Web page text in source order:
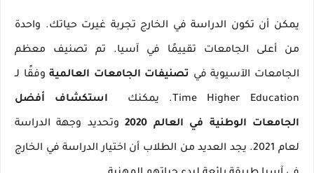
يمكن أن تكون الدراسة في الخارج تجربة غيرت حياتك. واحدة
من أعلى الجامعات تقييمًا في آسيا. تم تصنيف معظم
الجامعات الآسيوية في تصنيفات الجامعات العالميةوفقًا لـ
Time Higher Education. يمكنك استكشاف أفضل
الجامعات الوطنية في العالم 2020 وتحديد وجهة الدراسة
لعام 2021. يجد العديد من الطلاب أن اختيار الدراسة في الخارج